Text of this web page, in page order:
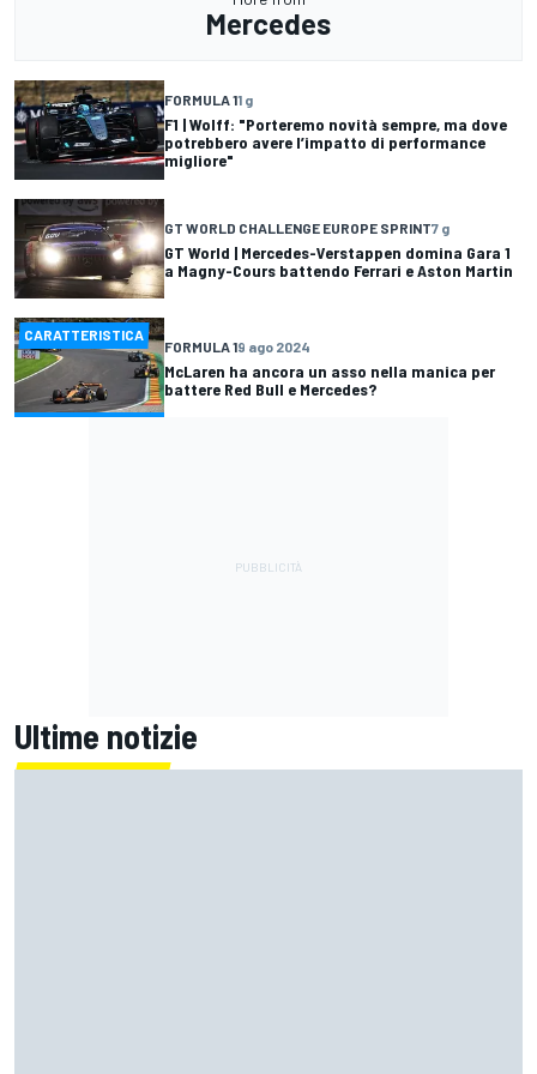
Mercedes
FORMULA 11 g
F1 | Wolff: "Porteremo novità sempre, ma dove
potrebbero avere l’impatto di performance
migliore"
GT WORLD CHALLENGE EUROPE SPRINT7 g
GT World | Mercedes-Verstappen domina Gara 1
a Magny-Cours battendo Ferrari e Aston Martin
CARATTERISTICA
FORMULA 19 ago 2024
McLaren ha ancora un asso nella manica per
battere Red Bull e Mercedes?
Ultime notizie